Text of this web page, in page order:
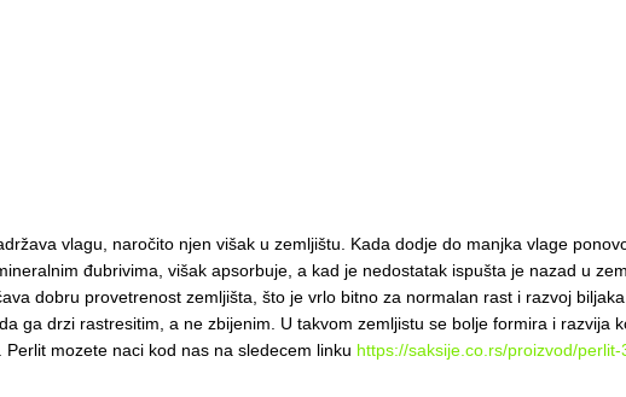
vlagu, naročito njen višak u zemljištu. Kada dodje do manjka vlage
đubrivima, višak apsorbuje, a kad je nedostatak ispušta je nazad u
dobru provetrenost zemljišta, što je vrlo bitno za normalan rast i razvoj
ga drzi rastresitim, a ne zbijenim. U takvom zemljistu se bolje formira i razvija
mozete naci kod nas na sledecem linku https://saksije.co.rs/proizvod/perlit-